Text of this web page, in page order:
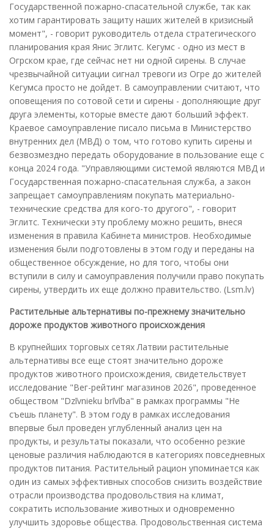
Государственной пожарно-спасательной службе, так как
хотим гарантировать защиту наших жителей в кризисный
момент", - говорит руководитель отдела стратегического
планирования края Янис Эглитс. Кегумс - одно из мест в
Огрском крае, где сейчас нет ни одной сирены. В случае
чрезвычайной ситуации сигнал тревоги из Огре до жителей
Кегумса просто не дойдет. В самоуправлении считают, что
оповещения по сотовой сети и сирены - дополняющие друг
друга элементы, которые вместе дают больший эффект.
Краевое самоуправление писало письма в Министерство
внутренних дел (МВД) о том, что готово купить сирены и
безвозмездно передать оборудование в пользование еще с
конца 2024 года. "Управляющими системой являются МВД и
Государственная пожарно-спасательная служба, а закон
запрещает самоуправлениям покупать материально-
технические средства для кого-то другого", - говорит
Эглитс. Технически эту проблему можно решить, внеся
изменения в правила Кабинета министров. Необходимые
изменения были подготовлены в этом году и переданы на
общественное обсуждение, но для того, чтобы они
вступили в силу и самоуправления получили право покупать
сирены, утвердить их еще должно правительство. (Lsm.lv)
Растительные альтернативы по-прежнему значительно
дороже продуктов животного происхождения
В крупнейших торговых сетях Латвии растительные
альтернативы все еще стоят значительно дороже
продуктов животного происхождения, свидетельствует
исследование "Вег-рейтинг магазинов 2026", проведенное
обществом "Dzīvnieku brīvība" в рамках программы "Не
съешь планету". В этом году в рамках исследования
впервые был проведен углубленный анализ цен на
продукты, и результаты показали, что особенно резкие
ценовые различия наблюдаются в категориях повседневных
продуктов питания. Растительный рацион упоминается как
один из самых эффективных способов снизить воздействие
отрасли производства продовольствия на климат,
сократить использование животных и одновременно
улучшить здоровье общества. Продовольственная система